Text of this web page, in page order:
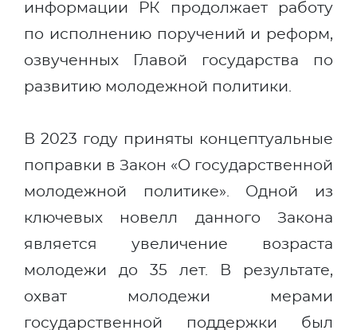
информации РК продолжает работу
по исполнению поручений и реформ,
озвученных Главой государства по
развитию молодежной политики.
В 2023 году приняты концептуальные
поправки в Закон «О государственной
молодежной политике». Одной из
ключевых новелл данного Закона
является увеличение возраста
молодежи до 35 лет. В результате,
охват молодежи мерами
государственной поддержки был